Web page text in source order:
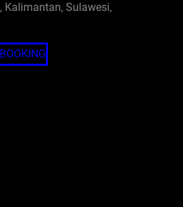
Kalimantan, Sulawesi,
BOOKING